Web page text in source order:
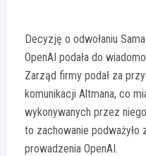
Decyzję o odwołaniu
OpenAI podała do
Zarząd firmy podał za
komunikacji Altmana, co
wykonywanych przez
to zachowanie podważyło
prowadzenia OpenAI.